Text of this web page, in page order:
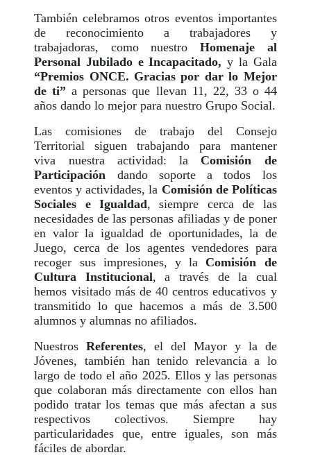
También celebramos otros eventos importantes
de reconocimiento a trabajadores y
trabajadoras, como nuestroHomenaje al
Personal Jubilado e Incapacitado,y la Gala
“Premios ONCE. Gracias por dar lo Mejor
de ti” a personas que llevan 11, 22, 33 o 44
años dando lo mejor para nuestro Grupo Social.
Las comisiones de trabajo del Consejo
Territorial siguen trabajando para mantener
viva nuestra actividad: la Comisión de
Participación dando soporte a todos los
eventos y actividades, la Comisión de Políticas
Sociales e Igualdad, siempre cerca de las
necesidades de las personas afiliadas y de poner
en valor la igualdad de oportunidades, la de
Juego, cerca de los agentes vendedores para
recoger sus impresiones, y la Comisión de
Cultura Institucional, a través de la cual
hemos visitado más de 40 centros educativos y
transmitido lo que hacemos a más de 3.500
alumnos y alumnas no afiliados.
NuestrosReferentes, el del Mayor y la de
Jóvenes, también han tenido relevancia a lo
largo de todo el año 2025. Ellos y las personas
que colaboran más directamente con ellos han
podido tratar los temas que más afectan a sus
respectivos colectivos. Siempre hay
particularidades que, entre iguales, son más
fáciles de abordar.